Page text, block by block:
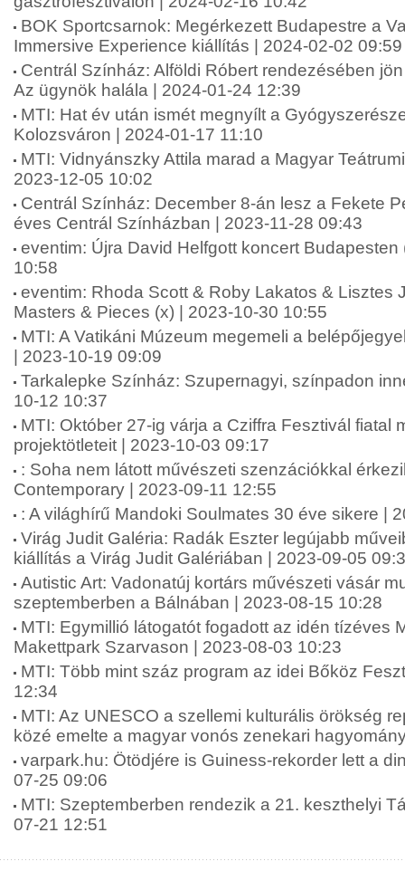
BOK Sportcsarnok: Megérkezett Budapestre a
Immersive Experience kiállítás | 2024-02-02 09:59
Centrál Színház: Alföldi Róbert rendezésében
Az ügynök halála | 2024-01-24 12:39
MTI: Hat év után ismét megnyílt a
Kolozsváron | 2024-01-17 11:10
MTI: Vidnyánszky Attila marad a Magyar
2023-12-05 10:02
Centrál Színház: December 8-án lesz a Fekete
éves Centrál Színházban | 2023-11-28 09:43
eventim: Újra David Helfgott koncert Budapesten
10:58
eventim: Rhoda Scott & Roby Lakatos & Lisztes
Masters & Pieces (x) | 2023-10-30 10:55
MTI: A Vatikáni Múzeum megemeli a
| 2023-10-19 09:09
Tarkalepke Színház: Szupernagyi, színpadon
10-12 10:37
MTI: Október 27-ig várja a Cziffra Fesztivál fiatal
projektötleteit | 2023-10-03 09:17
: Soha nem látott művészeti szenzációkkal
Contemporary | 2023-09-11 12:55
: A világhírű Mandoki Soulmates 30 éve sikere |
Virág Judit Galéria: Radák Eszter legújabb
kiállítás a Virág Judit Galériában | 2023-09-05
Autistic Art: Vadonatúj kortárs művészeti vásár
szeptemberben a Bálnában | 2023-08-15 10:28
MTI: Egymillió látogatót fogadott az idén tízéves
Makettpark Szarvason | 2023-08-03 10:23
MTI: Több mint száz program az idei Bőköz
12:34
MTI: Az UNESCO a szellemi kulturális örökség
közé emelte a magyar vonós zenekari
varpark.hu: Ötödjére is Guiness-rekorder lett a
07-25 09:06
MTI: Szeptemberben rendezik a 21. keszthelyi
07-21 12:51